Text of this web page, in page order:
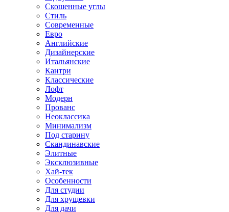
Скошенные углы
Стиль
Современные
Евро
Английские
Дизайнерские
Итальянские
Кантри
Классические
Лофт
Модерн
Прованс
Неоклассика
Минимализм
Под старину
Скандинавские
Элитные
Эксклюзивные
Хай-тек
Особенности
Для студии
Для хрущевки
Для дачи